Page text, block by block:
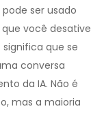
ser usado
você desative
que se
conversa
da IA. Não é
mas a maioria